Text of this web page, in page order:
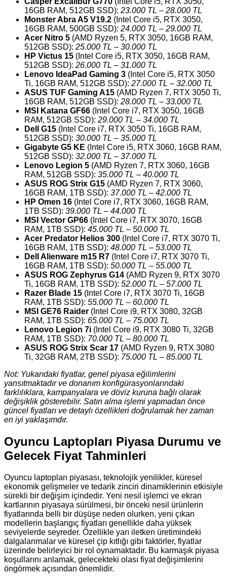
16GB RAM, 512GB SSD): 23.000 TL – 28.000 TL
Monster Abra A5 V19.2 (Intel Core i5, RTX 3050,
16GB RAM, 500GB SSD): 24.000 TL – 29.000 TL
Acer Nitro 5 (AMD Ryzen 5, RTX 3050, 16GB RAM,
512GB SSD): 25.000 TL – 30.000 TL
HP Victus 15 (Intel Core i5, RTX 3050, 16GB RAM,
512GB SSD): 26.000 TL – 31.000 TL
Lenovo IdeaPad Gaming 3 (Intel Core i5, RTX 3050
Ti, 16GB RAM, 512GB SSD): 27.000 TL – 32.000 TL
ASUS TUF Gaming A15 (AMD Ryzen 7, RTX 3050 Ti,
16GB RAM, 512GB SSD): 28.000 TL – 33.000 TL
MSI Katana GF66 (Intel Core i7, RTX 3050, 16GB
RAM, 512GB SSD): 29.000 TL – 34.000 TL
Dell G15 (Intel Core i7, RTX 3050 Ti, 16GB RAM,
512GB SSD): 30.000 TL – 35.000 TL
Gigabyte G5 KE (Intel Core i5, RTX 3060, 16GB RAM,
512GB SSD): 32.000 TL – 37.000 TL
Lenovo Legion 5 (AMD Ryzen 7, RTX 3060, 16GB
RAM, 512GB SSD): 35.000 TL – 40.000 TL
ASUS ROG Strix G15 (AMD Ryzen 7, RTX 3060,
16GB RAM, 1TB SSD): 37.000 TL – 42.000 TL
HP Omen 16 (Intel Core i7, RTX 3060, 16GB RAM,
1TB SSD): 39.000 TL – 44.000 TL
MSI Vector GP66 (Intel Core i7, RTX 3070, 16GB
RAM, 1TB SSD): 45.000 TL – 50.000 TL
Acer Predator Helios 300 (Intel Core i7, RTX 3070 Ti,
16GB RAM, 1TB SSD): 48.000 TL – 53.000 TL
Dell Alienware m15 R7 (Intel Core i7, RTX 3070 Ti,
16GB RAM, 1TB SSD): 50.000 TL – 55.000 TL
ASUS ROG Zephyrus G14 (AMD Ryzen 9, RTX 3070
Ti, 16GB RAM, 1TB SSD): 52.000 TL – 57.000 TL
Razer Blade 15 (Intel Core i7, RTX 3070 Ti, 16GB
RAM, 1TB SSD): 55.000 TL – 60.000 TL
MSI GE76 Raider (Intel Core i9, RTX 3080, 32GB
RAM, 1TB SSD): 65.000 TL – 75.000 TL
Lenovo Legion 7i (Intel Core i9, RTX 3080 Ti, 32GB
RAM, 1TB SSD): 70.000 TL – 80.000 TL
ASUS ROG Strix Scar 17 (AMD Ryzen 9, RTX 3080
Ti, 32GB RAM, 2TB SSD): 75.000 TL – 85.000 TL
Not: Yukarıdaki fiyatlar, genel piyasa eğilimlerini
yansıtmaktadır ve donanım konfigürasyonlarındaki
farklılıklara, kampanyalara ve döviz kuruna bağlı olarak
değişiklik gösterebilir. Satın alma işlemi yapmadan önce
güncel fiyatları ve detaylı özellikleri doğrulamak her zaman
en iyi yaklaşımdır.
Oyuncu Laptopları Piyasa Durumu ve
Gelecek Fiyat Tahminleri
Oyuncu laptopları piyasası, teknolojik yenilikler, küresel
ekonomik gelişmeler ve tedarik zinciri dinamiklerinin etkisiyle
sürekli bir değişim içindedir. Yeni nesil işlemci ve ekran
kartlarının piyasaya sürülmesi, bir önceki nesil ürünlerin
fiyatlarında belli bir düşüşe neden olurken, yeni çıkan
modellerin başlangıç fiyatları genellikle daha yüksek
seviyelerde seyreder. Özellikle yarı iletken üretimindeki
dalgalanmalar ve küresel çip kıtlığı gibi faktörler, fiyatlar
üzerinde belirleyici bir rol oynamaktadır. Bu karmaşık piyasa
koşullarını anlamak, gelecekteki olası fiyat değişimlerini
öngörmek açısından önemlidir.